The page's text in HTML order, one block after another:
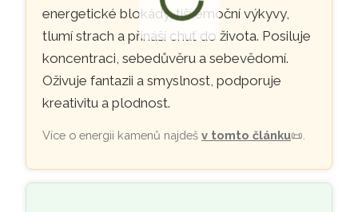
energetické blokády, tiší emoční výkyvy,
tlumí strach a přináší chuť do života. Posiluje
koncentraci, sebedůvěru a sebevědomí.
Oživuje fantazii a smyslnost, podporuje
kreativitu a plodnost.
Více o energii kamenů najdešv tomto článku📜.